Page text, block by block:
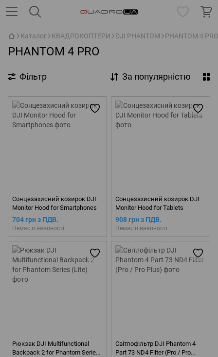
Каталог КВАДРОКОПТЕРИ DJI PHANTOM PHANTOM 4 PRO
PHANTOM 4 PRO
Фільтр За популярністю
Сонцезахисний козирок DJI
Monitor Hood for Smartphones
704 грн з ПДВ.
Немає в наявності
Сонцезахисний козирок DJI
Monitor Hood for Tablets
908 грн з ПДВ.
Немає в наявності
Рюкзак DJI Multifunctional
Backpack 2 for Phantom Series
Світлофільтр DJI Phantom 4
Part 73 ND4 Filter (Pro / Pro